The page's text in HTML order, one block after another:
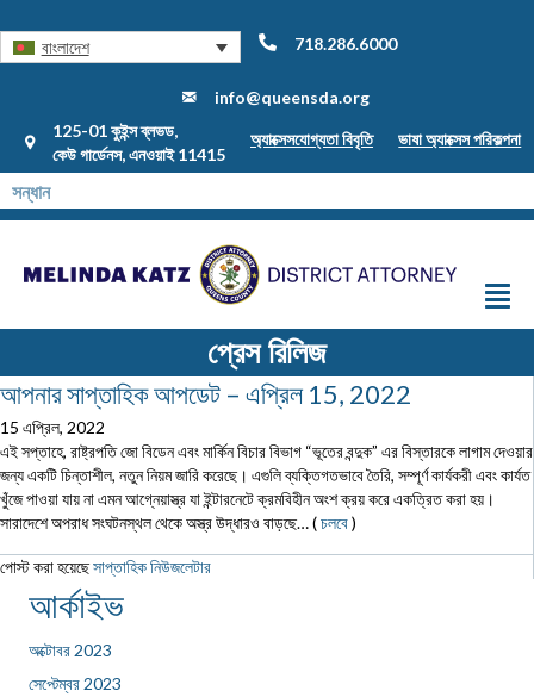
বাংলাদেশ 718.286.6000
info@queensda.org
125-01 কুইন্স ব্লভড,
কেউ গার্ডেনস, এনওয়াই 11415
অ্যাক্সেসযোগ্যতা বিবৃতি ভাষা অ্যাক্সেস পরিকল্পনা
প্রেস রিলিজ
আপনার সাপ্তাহিক আপডেট – এপ্রিল 15, 2022
15 এপ্রিল, 2022
এই সপ্তাহে, রাষ্ট্রপতি জো বিডেন এবং মার্কিন বিচার বিভাগ “ভূতের বন্দুক” এর বিস্তারকে লাগাম দেওয়ার
জন্য একটি চিন্তাশীল, নতুন নিয়ম জারি করেছে। এগুলি ব্যক্তিগতভাবে তৈরি, সম্পূর্ণ কার্যকরী এবং কার্যত
খুঁজে পাওয়া যায় না এমন আগ্নেয়াস্ত্র যা ইন্টারনেটে ক্রমবিহীন অংশ ক্রয় করে একত্রিত করা হয়।
সারাদেশে অপরাধ সংঘটনস্থল থেকে অস্ত্র উদ্ধারও বাড়ছে… (চলবে)
পোস্ট করা হয়েছেসাপ্তাহিক নিউজলেটার
আর্কাইভ
অক্টোবর 2023
সেপ্টেম্বর 2023